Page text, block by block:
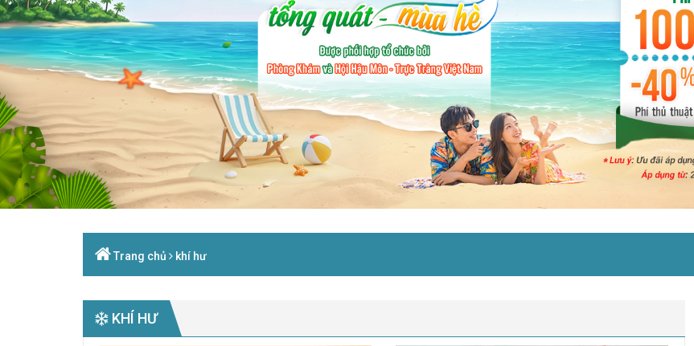
Trang chủ khí hư
KHÍ HƯ